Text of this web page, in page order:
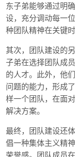
东子弟能够通过明
设，充分调动每一
种团队精神在关键
其次，团队建设的
子弟在选择团队成
的人才。此外，他
问题的能力，形成
样一个团队，在面
解决方案。
最终，团队建设还
倡一种集体主义精